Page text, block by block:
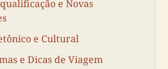
e Novas
e Cultural
e Dicas de Viagem